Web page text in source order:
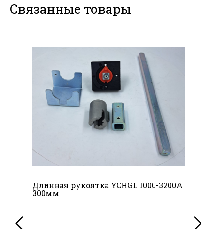
Связанные товары
Длинная рукоятка YCHGL 1000-3200A
300мм